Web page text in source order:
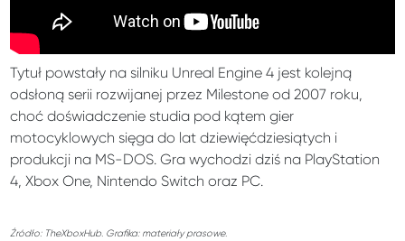
Tytuł powstały na silniku Unreal Engine 4 jest kolejną
odsłoną serii rozwijanej przez Milestone od 2007 roku,
choć doświadczenie studia pod kątem gier
motocyklowych sięga do lat dziewięćdziesiątych i
produkcji na MS-DOS. Gra wychodzi dziś na PlayStation
4, Xbox One, Nintendo Switch oraz PC.
Źródło: TheXboxHub. Grafika: materiały prasowe.